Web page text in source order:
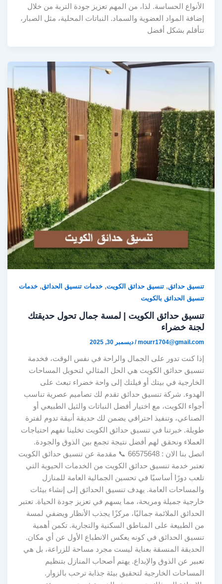
الأنواع الحساسة. لذا، من المهم تعزيز جودة التربة من خلال
إضافة المواد العضوية والسماد. النباتات المحلية، مثل الصبار،
تتأقلم بشكل أفضل
تنسيق حدائق,تنسيق حدائق الكويت,خدمات تنسيق الحدائق,خدمات
تنسيق الحدائق بالكويت
تنسيق حدائق الكويت | لمسة جمال تحول حديقتك
لجنة خضراء
mourr1704@gmail.com
/ديسمبر 30, 2025
إذا كنت تدور على الجمال والراحة في نفس الوقت، فخدمة
تنسيق حدائق الكويت هي الحل المثالي لتحويل المساحات
الخارجية في بيتك أو فيلتك إلى واحة خضراء تبعث على
الهدوء. شركة تنسيق حدائق تقدم لك تصاميم عصرية تناسب
أجواء الكويت، مع اختيار أفضل النباتات والثيل الطبيعي أو
الصناعي، وتنفيذ احترافي يضمن لك حديقة أنيقة تدوم لفترة
طويلة. خبرتنا في تنسيق حدائق الكويت تخلينا نفهم احتياجات
العملاء ونحقق لهم أفضل نتيجة تجمع بين الذوق والجودة.
اتصل بنا الان : 66575648 📞 مقدمة عن تنسيق حدائق الكويت
تعتبر خدمة تنسيق حدائق الكويت من الخدمات الحيوية التي
تلعب دورًا أساسيًا في تحسين الجمالية العامة للمنازل
والمساحات العامة. يهدف تنسيق الحدائق إلى إنشاء بيئات
خارجية جميلة ومريحة، مما يسهم في تعزيز جودة الحياة. تعتبر
الحدائق الملائمة جماليًا، مركزًا يجذب الأنظار ويضفي لمسة
من الطبيعة على المناطق السكنية والتجارية. تكمن أهمية
تنسيق الحدائق في كونه يعكس الانطباع الأول عن أي مكان.
الحديقة المنسقة بعناية ليست مجرد مساحة للزراعة، بل هي
تعبير عن الذوق والإبداع. يهتم أصحاب المنازل بتنظيم
المساحات الخارجية لتحقيق بيئة جذابة ترحب بالزوار.